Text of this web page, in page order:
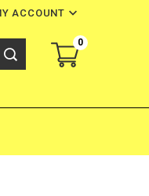
ACCOUNT 
0